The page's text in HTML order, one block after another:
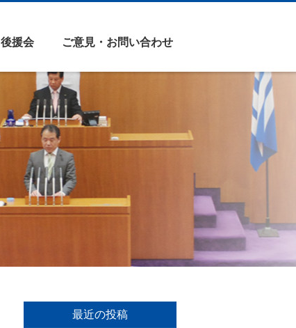
後援会 ご意見・お問い合わせ
最近の投稿